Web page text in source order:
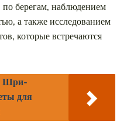
по берегам, наблюдением
а также исследованием
которые встречаются
Шри-
для